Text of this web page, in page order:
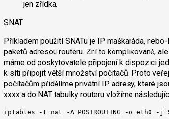
jen zřídka.
SNAT
Příkladem použití SNATu je IP maškaráda,
paketů adresou routeru. Zní to komplikovaně,
máme od poskytovatele připojení k dispozici
k síti připojit větší množství počítačů. Proto
počítačům přidělíme privátní IP adresy, které
xxxx a do NAT tabulky routeru vložíme
iptables -t nat -A POSTROUTING -o eth0 -j